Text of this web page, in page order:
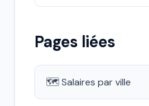
Pages liées
🗺️ Salaires par ville